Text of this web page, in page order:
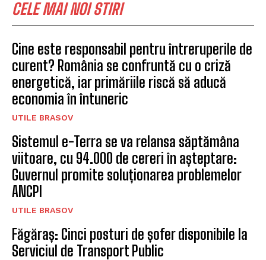
CELE MAI NOI STIRI
Cine este responsabil pentru întreruperile de
curent? România se confruntă cu o criză
energetică, iar primăriile riscă să aducă
economia în întuneric
UTILE BRASOV
Sistemul e-Terra se va relansa săptămâna
viitoare, cu 94.000 de cereri în așteptare:
Guvernul promite soluționarea problemelor
ANCPI
UTILE BRASOV
Făgăraș: Cinci posturi de șofer disponibile la
Serviciul de Transport Public